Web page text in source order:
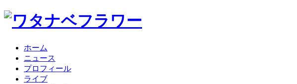
ホーム
ニュース
プロフィール
ライブ